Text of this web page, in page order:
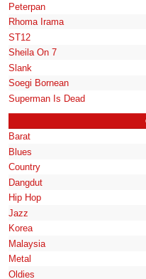
Peterpan
Rhoma Irama
ST12
Sheila On 7
Slank
Soegi Bornean
Superman Is Dead
Barat
Blues
Country
Dangdut
Hip Hop
Jazz
Korea
Malaysia
Metal
Oldies